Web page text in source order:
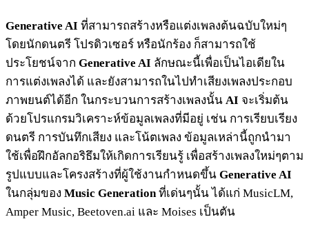
Generative AI ที่สามารถสร้างหรือแต่งเพลงต้นฉบับใหม่ๆ
โดยนักดนตรี โปรดิวเซอร์ หรือนักร้อง ก็สามารถใช้
ประโยชน์จาก Generative AI ลักษณะนี้เพื่อเป็นไอเดียใน
การแต่งเพลงได้ และยังสามารถในไปทำเสียงเพลงประกอบ
ภาพยนต์ได้อีก ในกระบวนการสร้างเพลงนั้น AI จะเริ่มต้น
ด้วยโปรแกรมวิเคราะห์ข้อมูลเพลงที่มีอยู่ เช่น การเรียบเรียง
ดนตรี การบันทึกเสียง และโน้ตเพลง ข้อมูลเหล่านี้ถูกนำมา
ใช้เพื่อฝึกอัลกอริธึมให้เกิดการเรียนรู้ เพื่อสร้างเพลงใหม่ๆตาม
รูปแบบและโครงสร้างที่ผู้ใช้งานกำหนดขึ้น Generative AI
ในกลุ่มของ Music Generationที่เด่นๆนั้น ได้แก่ MusicLM,
Amper Music, Beetoven.ai และ Moises เป็นตัน